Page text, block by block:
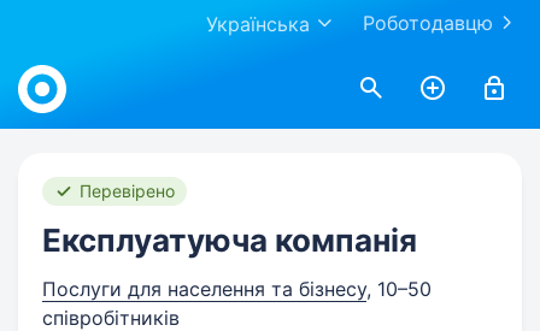
Роботодавцю
Українська
Work.ua
Перевірено
Експлуатуюча компанія
Послуги для населення та бізнесу, 10–50
співробітників